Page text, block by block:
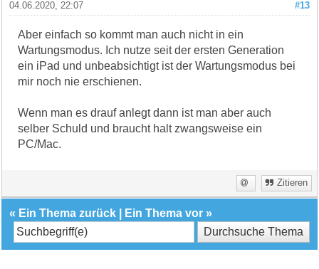
#13
04.06.2020, 22:07
Aber einfach so kommt man auch nicht in ein
Wartungsmodus. Ich nutze seit der ersten Generation
ein iPad und unbeabsichtigt ist der Wartungsmodus bei
mir noch nie erschienen.
Wenn man es drauf anlegt dann ist man aber auch
selber Schuld und braucht halt zwangsweise ein
PC/Mac.
Zitieren
« Ein Thema zurück Ein Thema vor »